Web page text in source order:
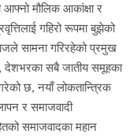
आफ्नो मौलिक आकांक्षा र
गहिरो रूपमा बुझेको
सामना गरिरहेको प्रमुख
देशभरका सबै जातीय समूहका
छ, नयाँ लोकतान्त्रिक
र समाजवादी
समाजवादका महान